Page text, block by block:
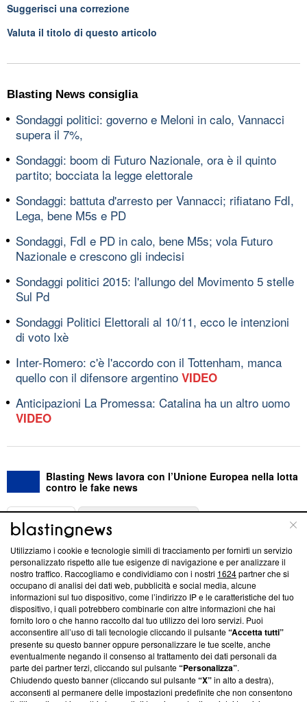
Suggerisci una correzione
Valuta il titolo di questo articolo
Blasting News consiglia
Sondaggi politici: governo e Meloni in calo, Vannacci
supera il 7%,
Sondaggi: boom di Futuro Nazionale, ora è il quinto
partito; bocciata la legge elettorale
Sondaggi: battuta d'arresto per Vannacci; rifiatano FdI,
Lega, bene M5s e PD
Sondaggi, FdI e PD in calo, bene M5s; vola Futuro
Nazionale e crescono gli indecisi
Sondaggi politici 2015: l'allungo del Movimento 5 stelle
Sul Pd
Sondaggi Politici Elettorali al 10/11, ecco le intenzioni
di voto Ixè
Inter-Romero: c'è l'accordo con il Tottenham, manca
quello con il difensore argentino VIDEO
Anticipazioni La Promessa: Catalina ha un altro uomo
VIDEO
Blasting News lavora con l’Unione Europea nella lotta
contro le fake news
ABOUT
Questa sezione offre informazioni trasparenti su Blasting
News, sui nostri processi editoriali e su come ci impegniamo a
creare news di qualità. Inoltre, afferma la nostra aderenza a
‘Trust Project - News with Integrity’Blasting News non è
ancora membro del programma, ma ha richiesto di farne
parte; Trust Project non ha ancora effettuato una verifica di
conformità agli standard.
Su di noi
Team editoriale
Utilizziamo i cookie e tecnologie simili di tracciamento per fornirti un servizio
personalizzato rispetto alle tue esigenze di navigazione e per analizzare il
nostro traffico. Raccogliamo e condividiamo con i nostri 1624partner che si
occupano di analisi dei dati web, pubblicità e social media, alcune
informazioni sul tuo dispositivo, come l’indirizzo IP e le caratteristiche del tuo
dispositivo, i quali potrebbero combinarle con altre informazioni che hai
fornito loro o che hanno raccolto dal tuo utilizzo dei loro servizi. Puoi
acconsentire all’uso di tali tecnologie cliccando il pulsante“Accetta tutti”
presente su questo banner oppure personalizzare le tue scelte, anche
eventualmente negando il consenso al trattamento dei dati personali da
parte dei partner terzi, cliccando sul pulsante“Personalizza”.
Chiudendo questo banner (cliccando sul pulsante“X”in alto a destra),
acconsenti al permanere delle impostazioni predefinite che non consentono